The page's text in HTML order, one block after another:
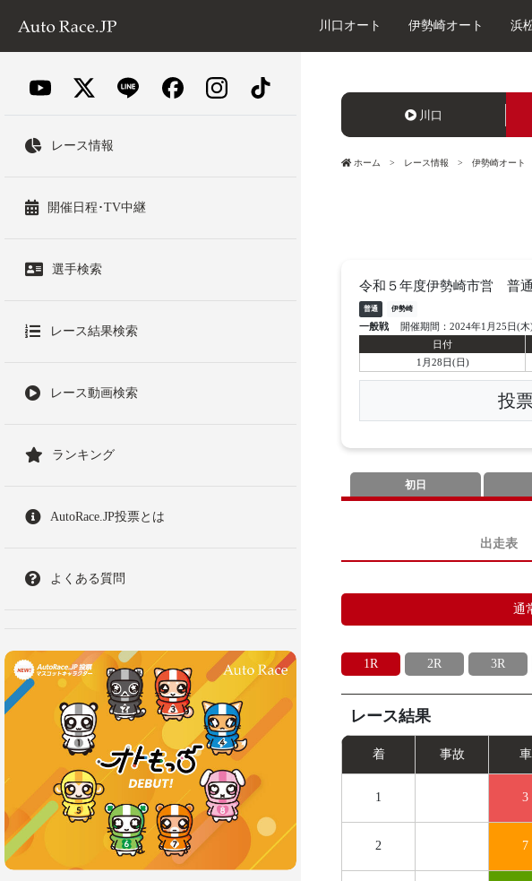
川口オート 伊勢崎オート 浜
レース情報
開催日程･TV中継
選手検索
レース結果検索
レース動画検索
ランキング
AutoRace.JP投票とは
よくある質問
川口
ホーム レース情報 伊勢崎オート
令和５年度伊勢崎市営 普
普通 伊勢崎
一般戦
開催期間：2024年1月25日(
日付
1月28日(日)
投
初日
出走表
通
1R 2R 3R
レース結果
着 事故 車
1 3
2 7